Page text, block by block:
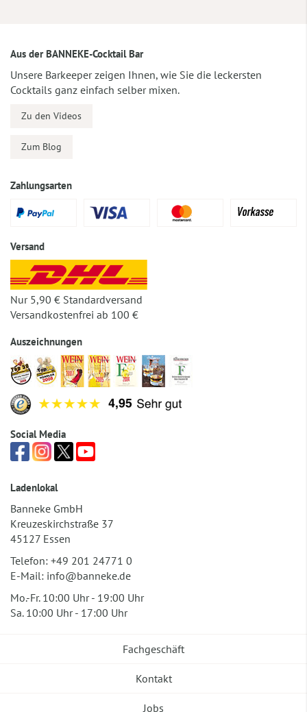
Aus der BANNEKE-Cocktail Bar
Unsere Barkeeper zeigen Ihnen, wie Sie die leckersten
Cocktails ganz einfach selber mixen.
Zu den Videos
Zum Blog
Zahlungsarten
Versand
Nur 5,90 € Standardversand
Versandkostenfrei ab 100 €
Auszeichnungen
Social Media
Ladenlokal
Banneke GmbH
Kreuzeskirchstraße 37
45127 Essen
Telefon: +49 201 24771 0
E-Mail: info@banneke.de
Mo.-Fr. 10:00 Uhr - 19:00 Uhr
Sa. 10:00 Uhr - 17:00 Uhr
Fachgeschäft
Kontakt
Jobs